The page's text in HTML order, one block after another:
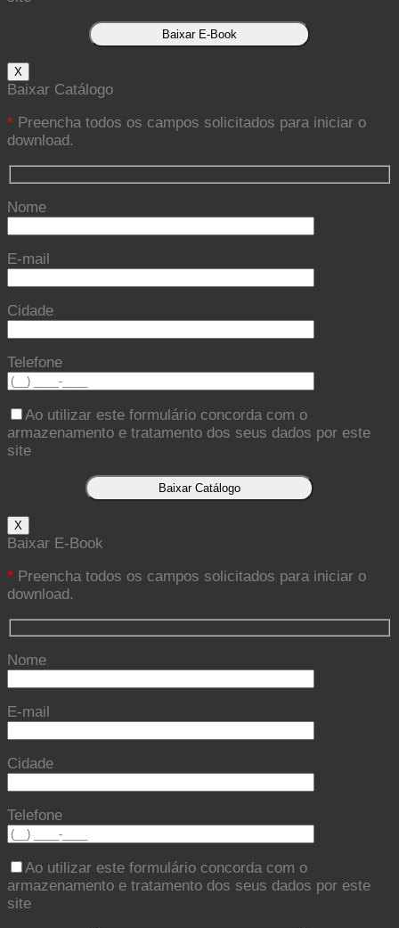
X
Baixar Catálogo
* Preencha todos os campos solicitados para iniciar o
download.
Nome
E-mail
Cidade
Telefone
Ao utilizar este formulário concorda com o
armazenamento e tratamento dos seus dados por este
site
X
Baixar E-Book
* Preencha todos os campos solicitados para iniciar o
download.
Nome
E-mail
Cidade
Telefone
Ao utilizar este formulário concorda com o
armazenamento e tratamento dos seus dados por este
site